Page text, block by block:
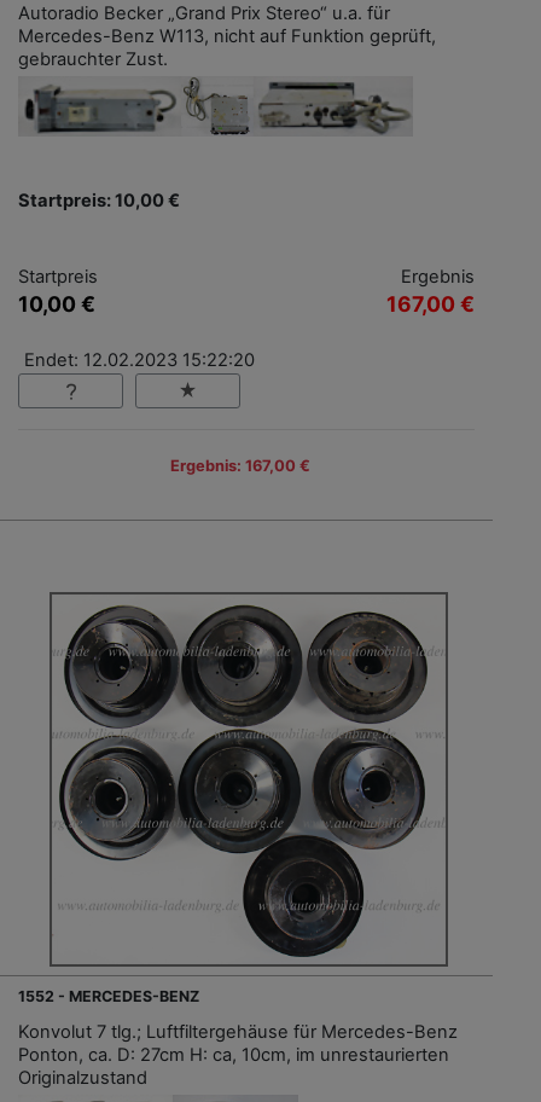
Autoradio Becker „Grand Prix Stereo“ u.a. für
Mercedes-Benz W113, nicht auf Funktion geprüft,
gebrauchter Zust.
Startpreis: 10,00 €
Startpreis
10,00 €
Ergebnis
167,00 €
Endet: 12.02.2023 15:22:20
Ergebnis: 167,00 €
1552 - MERCEDES-BENZ
Konvolut 7 tlg.; Luftfiltergehäuse für Mercedes-Benz
Ponton, ca. D: 27cm H: ca, 10cm, im unrestaurierten
Originalzustand